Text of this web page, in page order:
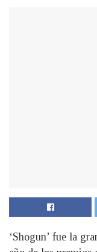
‘Shogun’ fue la